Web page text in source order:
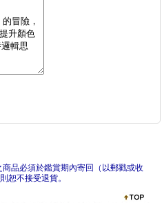
品必須於鑑賞期內寄回（以郵戳或收
恕不接受退貨。